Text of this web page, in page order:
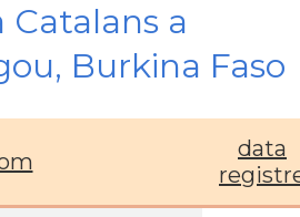
Catalans a
Burkina Faso
data